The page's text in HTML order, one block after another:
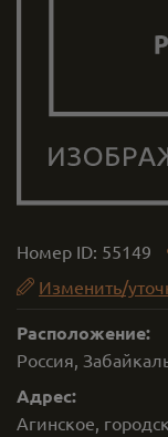
Номер ID: 55149
Изменить/
Расположение:
Россия,
Адрес:
Агинское,